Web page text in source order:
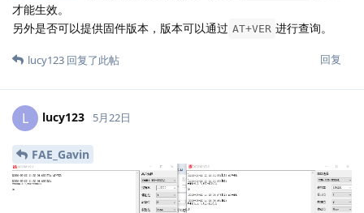
才能生效。
另外是否可以提供固件版本，版本可以通过 AT+VER 进行查询。
回复
lucy123 回复了此帖
L lucy123 5月22日
FAE_Gavin